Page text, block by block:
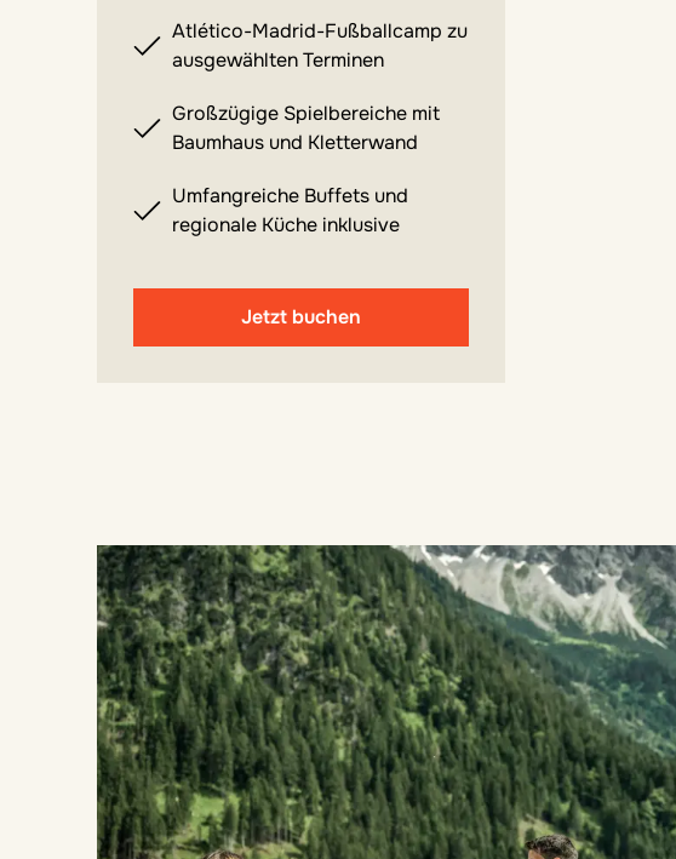
Atlético-Madrid-Fußballcamp zu
ausgewählten Terminen
Großzügige Spielbereiche mit
Baumhaus und Kletterwand
Umfangreiche Buffets und
regionale Küche inklusive
Jetzt buchen